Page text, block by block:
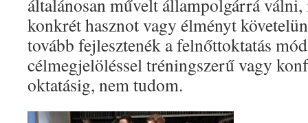
általánosan művelt állampolgárrá
konkrét hasznot vagy élményt
tovább fejlesztenék a felnőttoktatás
célmegjelöléssel tréningszerű vagy
oktatásig, nem tudom.